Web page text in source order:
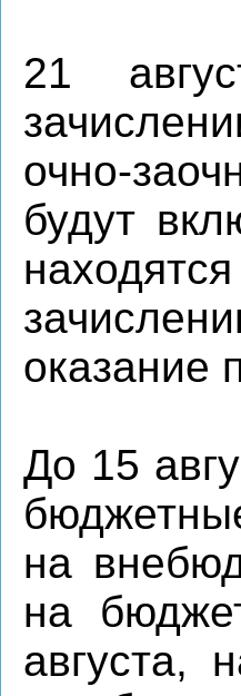
21
очно-
будут
оказание
До 15
на
на
августа,